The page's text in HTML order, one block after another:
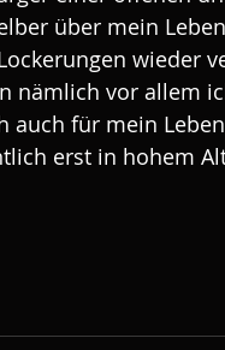
über mein
wieder
nämlich vor allem
auch für mein
erst in hohem